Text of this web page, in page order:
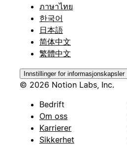
ภาษาไทย
한국어
日本語
简体中文
繁體中文
Innstillinger for informasjonskapsler
© 2026 Notion Labs, Inc.
Bedrift
Om oss
Karrierer
Sikkerhet